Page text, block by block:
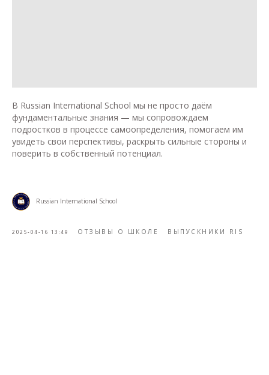
В Russian International School мы не просто даём
фундаментальные знания — мы сопровождаем
подростков в процессе самоопределения, помогаем им
увидеть свои перспективы, раскрыть сильные стороны и
поверить в собственный потенциал.
Russian International School
2025-04-16 13:49 ОТЗЫВЫ О ШКОЛЕ ВЫПУСКНИКИ RIS